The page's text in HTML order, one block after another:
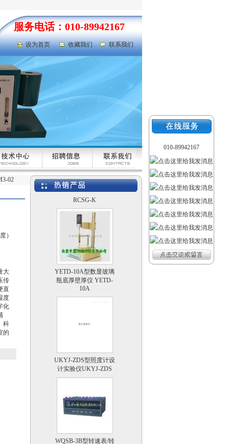
服务电话：010-89942167
设为首页 收藏我们 联系我们
02
）
大
传
直
度
化
科
的
荧光灯
液体比热容测定仪
埋头度测定仪 SKB-
RCSG-K
YETD-10A型数显玻璃
瓶底厚壁厚仪 YETD-
10A
计实验仪UKYJ-ZDS
速监控仪WQSB-3B
010-89942167